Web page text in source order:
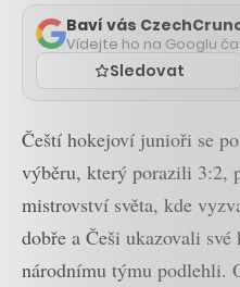
Baví vás
Vídejte ho na Googlu
Sledovat
Čeští hokejoví junioři se
výběru, který porazili 3:2,
mistrovství světa, kde
dobře a Češi ukazovali
národnímu týmu podlehli.